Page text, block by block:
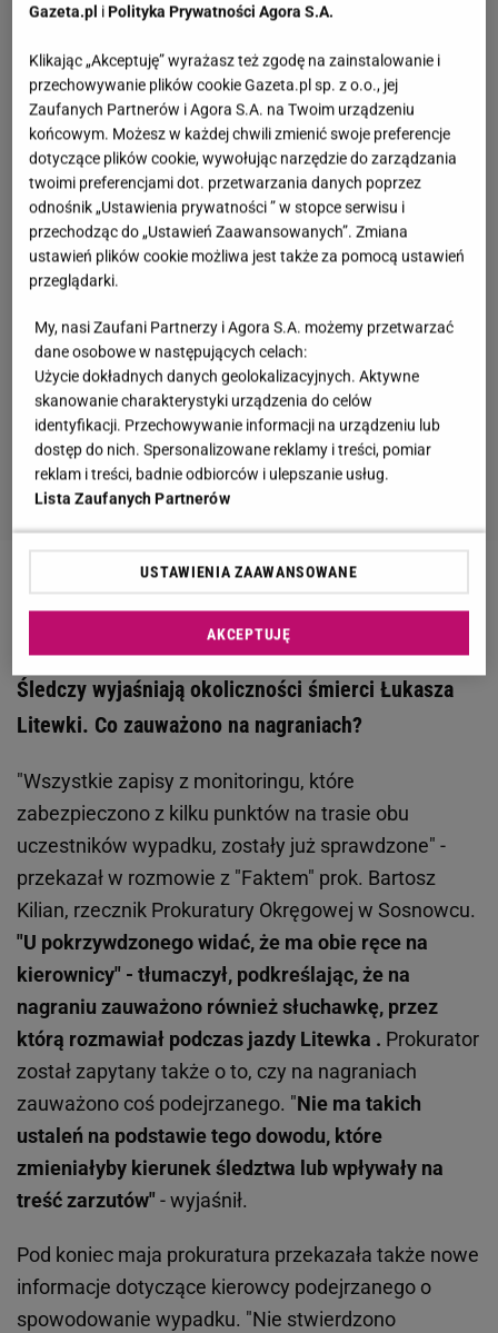
Zobacz wideoPogrzeb Łukasza Litewki.
Poruszające przemówienie księdza
Śledczy wyjaśniają okoliczności śmierci Łukasza
Litewki. Co zauważono na nagraniach?
"Wszystkie zapisy z monitoringu, które
zabezpieczono z kilku punktów na trasie obu
uczestników wypadku, zostały już sprawdzone" -
przekazał w rozmowie z "Faktem" prok. Bartosz
Kilian, rzecznik Prokuratury Okręgowej w Sosnowcu.
"U pokrzywdzonego widać, że ma obie ręce na
kierownicy" - tłumaczył, podkreślając, że na
nagraniu zauważono również słuchawkę, przez
którą rozmawiał podczas jazdy Litewka . Prokurator
został zapytany także o to, czy na nagraniach
zauważono coś podejrzanego. "Nie ma takich
ustaleń na podstawie tego dowodu, które
zmieniałyby kierunek śledztwa lub wpływały na
treść zarzutów" - wyjaśnił.
Pod koniec maja prokuratura przekazała także nowe
informacje dotyczące kierowcy podejrzanego o
spowodowanie wypadku. "Nie stwierdzono
Gazeta.pl iPolityka Prywatności Agora S.A.
Klikając „Akceptuję” wyrażasz też zgodę na zainstalowanie i
przechowywanie plików cookie Gazeta.pl sp. z o.o., jej
Zaufanych Partnerów i Agora S.A. na Twoim urządzeniu
końcowym. Możesz w każdej chwili zmienić swoje preferencje
dotyczące plików cookie, wywołując narzędzie do zarządzania
twoimi preferencjami dot. przetwarzania danych poprzez
odnośnik „Ustawienia prywatności ” w stopce serwisu i
przechodząc do „Ustawień Zaawansowanych”. Zmiana
ustawień plików cookie możliwa jest także za pomocą ustawień
przeglądarki.
My, nasi Zaufani Partnerzy i Agora S.A. możemy przetwarzać
dane osobowe w następujących celach:
Użycie dokładnych danych geolokalizacyjnych. Aktywne
skanowanie charakterystyki urządzenia do celów
identyfikacji. Przechowywanie informacji na urządzeniu lub
dostęp do nich. Spersonalizowane reklamy i treści, pomiar
reklam i treści, badnie odbiorców i ulepszanie usług.
Lista Zaufanych Partnerów
USTAWIENIA ZAAWANSOWANE
AKCEPTUJĘ